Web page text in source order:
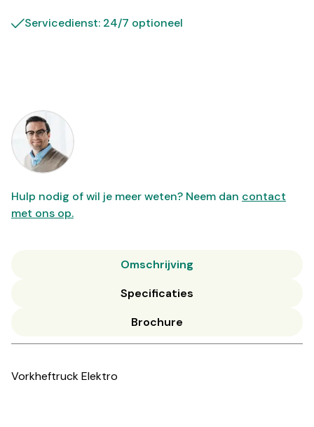
Servicedienst: 24/7 optioneel
Hulp nodig of wil je meer weten? Neem dan contact
met ons op.
Omschrijving
Specificaties
Brochure
Vorkheftruck Elektro